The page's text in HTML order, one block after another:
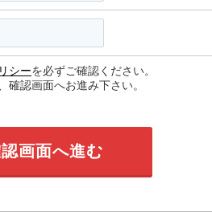
シーを必ずご確認ください。
確認画面へお進み下さい。
画面へ進む